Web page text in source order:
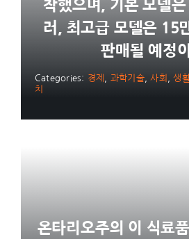
착했으며, 기본 모델
러, 최고급 모델은 15
판매될 예정
Categories: 경제 과학기술,사회 ,생
치
온타리오주의 이 식료